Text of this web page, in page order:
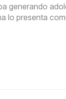
generando
lo presenta